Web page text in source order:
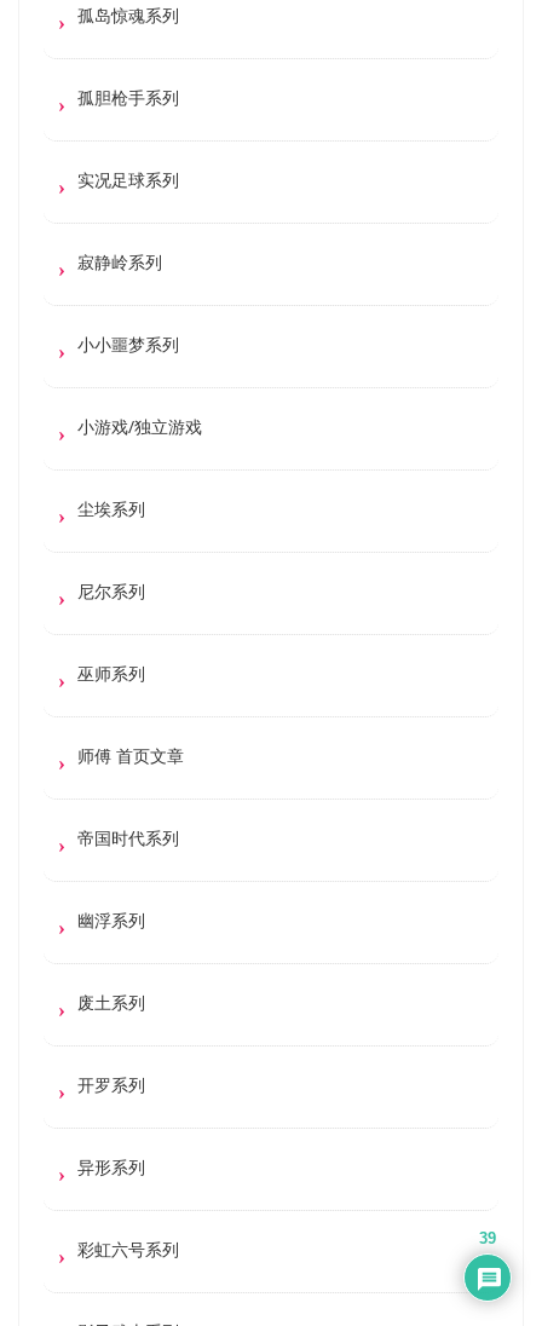
孤岛惊魂系列
孤胆枪手系列
实况足球系列
寂静岭系列
小小噩梦系列
小游戏/独立游戏
尘埃系列
尼尔系列
巫师系列
师傅 首页文章
帝国时代系列
幽浮系列
废土系列
开罗系列
异形系列
彩虹六号系列 39